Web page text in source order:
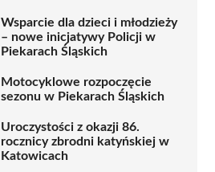
Wsparcie dla dzieci i młodzieży
– nowe inicjatywy Policji w
Piekarach Śląskich
Motocyklowe rozpoczęcie
sezonu w Piekarach Śląskich
Uroczystości z okazji 86.
rocznicy zbrodni katyńskiej w
Katowicach